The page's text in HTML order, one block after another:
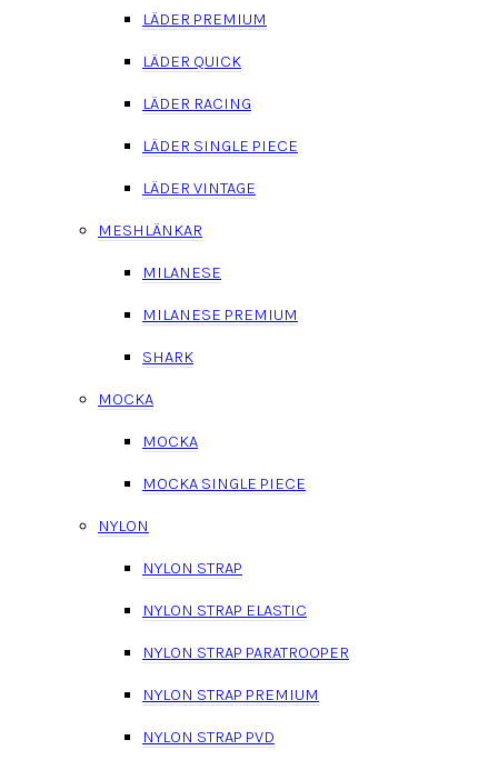
LÄDER PREMIUM
LÄDER QUICK
LÄDER RACING
LÄDER SINGLE PIECE
LÄDER VINTAGE
MESHLÄNKAR
MILANESE
MILANESE PREMIUM
SHARK
MOCKA
MOCKA
MOCKA SINGLE PIECE
NYLON
NYLON STRAP
NYLON STRAP ELASTIC
NYLON STRAP PARATROOPER
NYLON STRAP PREMIUM
NYLON STRAP PVD